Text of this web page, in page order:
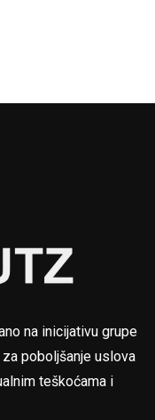
na inicijativu grupe
poboljšanje uslova
teškoćama i